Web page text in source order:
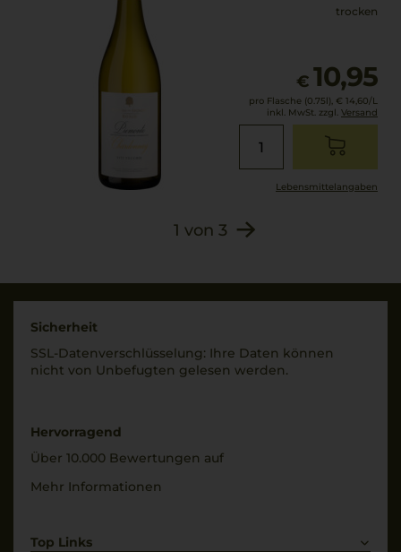
Lagerpotential
trocken
€ 10,95
pro Flasche (0.75l), € 14,60/L
inkl. MwSt. zzgl. Versand
Lebensmittel­angaben
1 von 3
Sicherheit
SSL-Daten­verschlüs­selung: Ihre Daten können
nicht von Unbe­fugten gelesen werden.
Hervorragend
Über 10.000 Bewertungen auf
Mehr Informationen
Top Links